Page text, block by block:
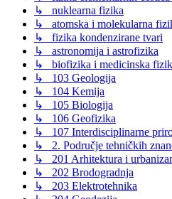
↳ nuklearna fizika
↳ atomska i molekularna
↳ fizika kondenzirane tvari
↳ astronomija i astrofizika
↳ biofizika i medicinska
↳ 103 Geologija
↳ 104 Kemija
↳ 105 Biologija
↳ 106 Geofizika
↳ 107 Interdisciplinarne
↳ 2. Područje tehničkih
↳ 201 Arhitektura i
↳ 202 Brodogradnja
↳ 203 Elektrotehnika